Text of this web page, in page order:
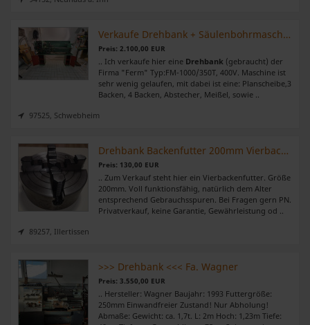
Verkaufe Drehbank + Säulenbohrmaschine + Unterschränke
Preis: 2.100,00 EUR
.. Ich verkaufe hier eine Drehbank (gebraucht) der
Firma "Ferm" Typ:FM-1000/350T, 400V. Maschine ist
sehr wenig gelaufen, mit dabei ist eine: Planscheibe,3
Backen, 4 Backen, Abstecher, Meißel, sowie ..
97525, Schwebheim
Drehbank Backenfutter 200mm Vierbackenfutter Drehmaschinenfutter
Preis: 130,00 EUR
.. Zum Verkauf steht hier ein Vierbackenfutter. Größe
200mm. Voll funktionsfähig, natürlich dem Alter
entsprechend Gebrauchsspuren. Bei Fragen gern PN.
Privatverkauf, keine Garantie, Gewährleistung od ..
89257, Illertissen
>>> Drehbank <<< Fa. Wagner
Preis: 3.550,00 EUR
.. Hersteller: Wagner Baujahr: 1993 Futtergröße:
250mm Einwandfreier Zustand! Nur Abholung!
Abmaße: Gewicht: ca. 1,7t. L: 2m Hoch: 1,23m Tiefe: